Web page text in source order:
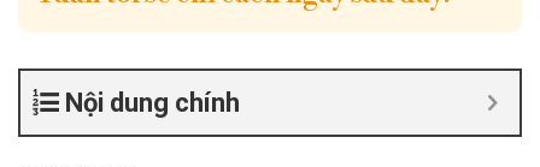
Nội dung chính